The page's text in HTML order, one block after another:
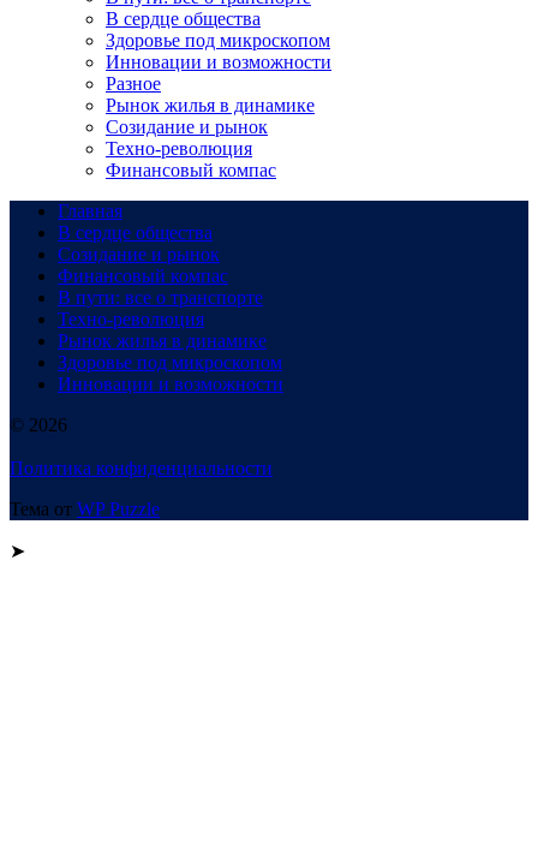
В сердце общества
Здоровье под микроскопом
Инновации и возможности
Разное
Рынок жилья в динамике
Созидание и рынок
Техно-революция
Финансовый компас
Главная
В сердце общества
Созидание и рынок
Финансовый компас
В пути: все о транспорте
Техно-революция
Рынок жилья в динамике
Здоровье под микроскопом
Инновации и возможности
© 2026
Политика конфиденциальности
Тема от WP Puzzle
➤